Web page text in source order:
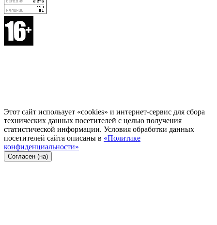
Этот сайт использует «cookies» и интернет-сервис для сбора
технических данных посетителей с целью получения
статистической информации. Условия обработки данных
посетителей сайта описаны в «Политике
конфиденциальности»
Согласен (на)